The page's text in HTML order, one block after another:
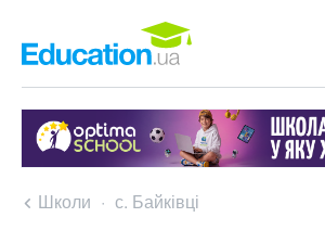
Школи с. Байківці